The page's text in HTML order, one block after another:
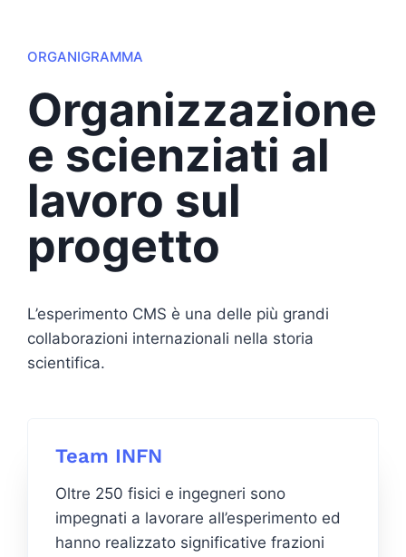
ORGANIGRAMMA
Organizzazione
e scienziati al
lavoro sul
progetto
L’esperimento CMS è una delle più grandi
collaborazioni internazionali nella storia
scientifica.
Team INFN
Oltre 250 fisici e ingegneri sono
impegnati a lavorare all’esperimento ed
hanno realizzato significative frazioni